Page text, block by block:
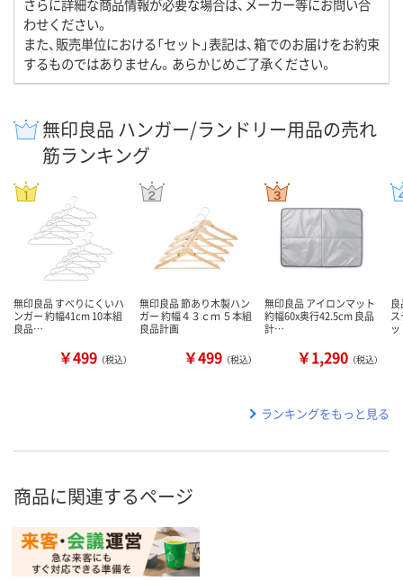
さらに詳細な商品情報が必要な場合は、メーカー等にお問い合
わせください。
また、販売単位における「セット」表記は、箱でのお届けをお約束
するものではありません。あらかじめご了承ください。
無印良品 ハンガー/ランドリー用品の売れ
筋ランキング
無印良品 すべりにくいハ
ンガー 約幅41cm 10本組
良品…
￥499 （税込）
無印良品 節あり木製ハン
ガー 約幅４３ｃｍ ５本組
良品計画
￥499 （税込）
無印良品 アイロンマット
約幅60x奥行42.5cm 良品
計…
￥1,290 （税込）
ランキングをもっと見る
商品に関連するページ